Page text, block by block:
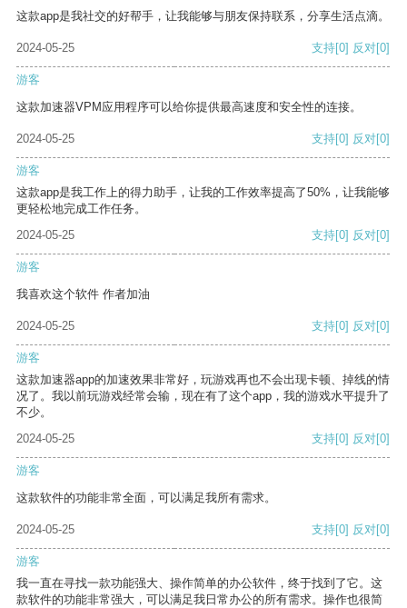
这款app是我社交的好帮手，让我能够与朋友保持联系，分享生活点滴。
2024-05-25 支持[0] 反对[0]
游客
这款加速器VPM应用程序可以给你提供最高速度和安全性的连接。
2024-05-25 支持[0] 反对[0]
游客
这款app是我工作上的得力助手，让我的工作效率提高了50%，让我能够
更轻松地完成工作任务。
2024-05-25
支持[0] 反对[0]
游客
我喜欢这个软件 作者加油
2024-05-25 支持[0] 反对[0]
游客
这款加速器app的加速效果非常好，玩游戏再也不会出现卡顿、掉线的情
况了。我以前玩游戏经常会输，现在有了这个app，我的游戏水平提升了
不少。
2024-05-25
支持[0] 反对[0]
游客
这款软件的功能非常全面，可以满足我所有需求。
2024-05-25 支持[0] 反对[0]
游客
我一直在寻找一款功能强大、操作简单的办公软件，终于找到了它。这
款软件的功能非常强大，可以满足我日常办公的所有需求。操作也很简